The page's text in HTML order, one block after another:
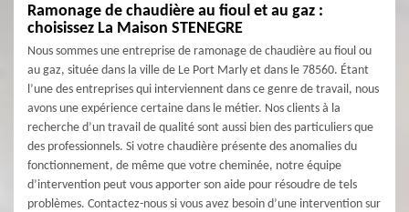
Ramonage de chaudière au fioul et au gaz :
choisissez La Maison STENEGRE
Nous sommes une entreprise de ramonage de chaudière au fioul ou
au gaz, située dans la ville de Le Port Marly et dans le 78560. Étant
l’une des entreprises qui interviennent dans ce genre de travail, nous
avons une expérience certaine dans le métier. Nos clients à la
recherche d’un travail de qualité sont aussi bien des particuliers que
des professionnels. Si votre chaudière présente des anomalies du
fonctionnement, de même que votre cheminée, notre équipe
d’intervention peut vous apporter son aide pour résoudre de tels
problèmes. Contactez-nous si vous avez besoin d’une intervention sur